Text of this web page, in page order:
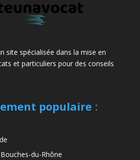
site spécialisée dans la mise en
et particuliers pour des conseils
populaire:
du-Rhône